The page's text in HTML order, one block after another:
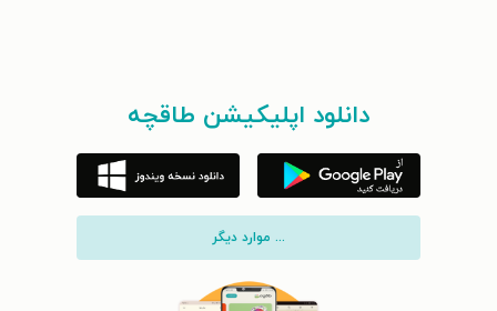
دانلود اپلیکیشن طاقچه
... موارد دیگر